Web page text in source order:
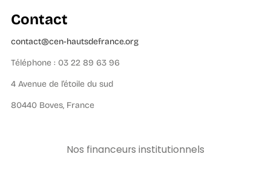
Contact
contact@cen-hautsdefrance.org
Téléphone : 03 22 89 63 96
4 Avenue de l’étoile du sud
80440 Boves, France
Nos financeurs institutionnels